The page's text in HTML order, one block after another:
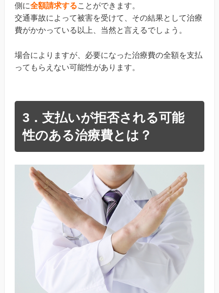
側に全額請求することができます。
交通事故によって被害を受けて、その結果として治療
費がかかっている以上、当然と言えるでしょう。
場合によりますが、必要になった治療費の全額を支払
ってもらえない可能性があります。
3．支払いが拒否される可能
性のある治療費とは？